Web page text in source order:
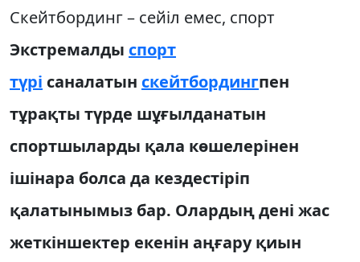
Скейтбординг – сейіл емес, спорт
Экстремалды спорт
түрі саналатын скейтбордингпен
тұрақты түрде шұғылданатын
спортшыларды қала көшелерінен
ішінара болса да кездестіріп
қалатынымыз бар. Олардың дені жас
жеткіншектер екенін аңғару қиын